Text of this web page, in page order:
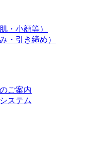
・小顔等）
・引き締め）
ご案内
ステム